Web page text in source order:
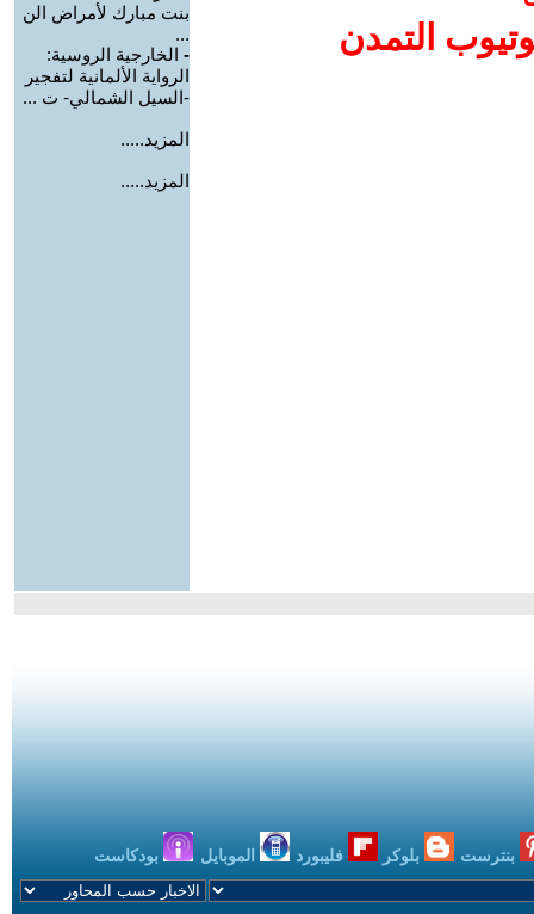
التمدن
بنت مبارك لأمراض الن
...
- الخارجية الروسية:
الرواية الألمانية لتفجير
-السيل الشمالي- ت ...
المزيد.....
المزيد.....
بنترست بلوكر فليبورد الموبايل بودكاست